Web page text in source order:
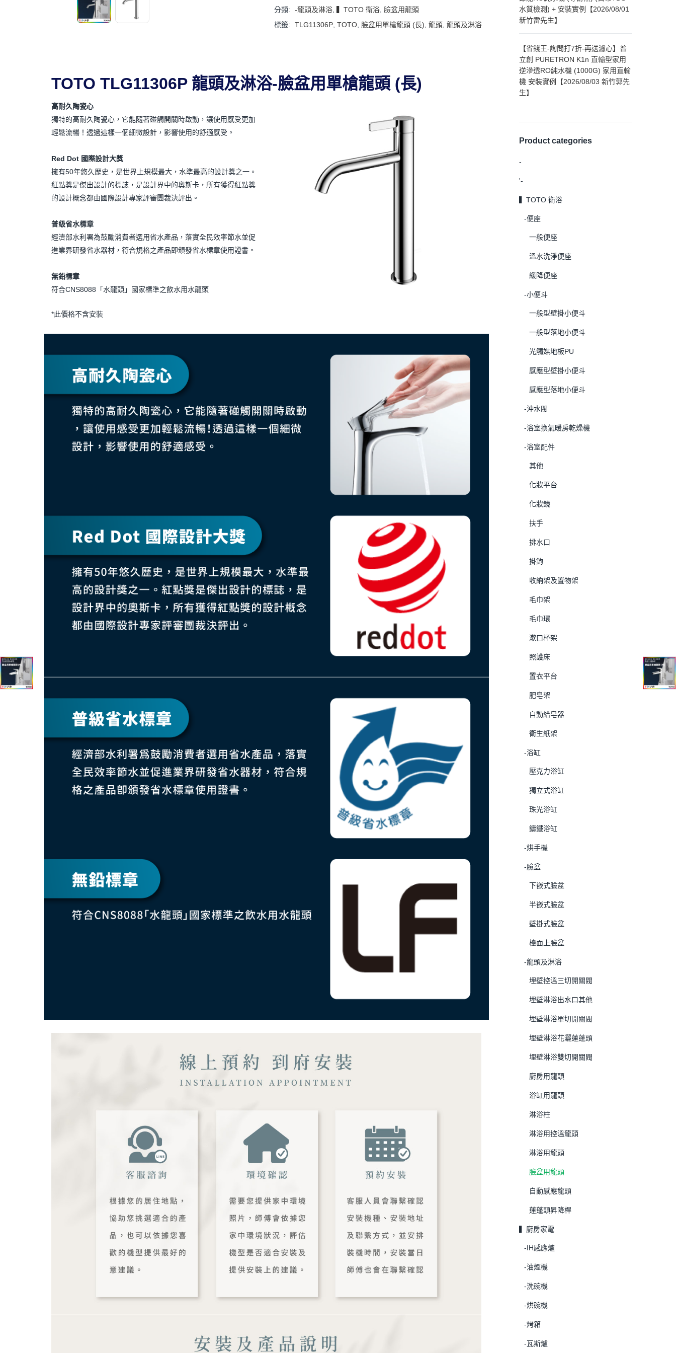
分類: -龍頭及淋浴, ▍TOTO 衛浴, 臉盆用龍頭
標籤:
TLG11306P, TOTO, 臉盆用單槍龍頭 (長) 龍頭, 龍頭及淋浴
TOTO TLG11306P 龍頭及淋浴-臉盆用單槍龍頭 (長)
高耐久陶瓷心
獨特的高耐久陶瓷心，它能隨著碰觸開關時啟動，讓使用感受更加
輕鬆流暢！透過這樣一個細微設計，影響使用的舒適感受。
Red Dot 國際設計大獎
擁有50年悠久歷史，是世界上規模最大，水準最高的設計獎之一。
紅點獎是傑出設計的標誌，是設計界中的奧斯卡，所有獲得紅點獎
的設計概念都由國際設計專家評審團裁決評出。
普級省水標章
經濟部水利署為鼓勵消費者選用省水產品，落實全民效率節水並促
進業界研發省水器材，符合規格之產品即頒發省水標章使用證書。
無鉛標章
符合CNS8088「水龍頭」國家標準之飲水用水龍頭
*此價格不含安裝
水質檢測) + 安裝實例【2026/08/01
新竹雷先生】
【省錢王-詢問打7折-再送濾心】普
立創 PURETRON K1n 直輸型家用
逆滲透RO純水機 (1000G) 家用直輸
機 安裝實例【2026/08/03 新竹郭先
生】
Product categories
-
'-
▍TOTO 衛浴
-便座
一般便座
溫水洗淨便座
緩降便座
-小便斗
一般型壁掛小便斗
一般型落地小便斗
光觸媒地板PU
感應型壁掛小便斗
感應型落地小便斗
-沖水閥
-浴室換氣暖房乾燥機
-浴室配件
其他
化妝平台
化妝鏡
扶手
排水口
掛鉤
收納架及置物架
毛巾架
毛巾環
漱口杯架
照護床
置衣平台
肥皂架
自動給皂器
衛生紙架
-浴缸
壓克力浴缸
獨立式浴缸
珠光浴缸
鑄鐵浴缸
-烘手機
-臉盆
下嵌式臉盆
半嵌式臉盆
壁掛式臉盆
檯面上臉盆
-龍頭及淋浴
埋壁控溫三切開關閥
埋壁淋浴出水口其他
埋壁淋浴單切開關閥
埋壁淋浴花灑蓮蓬頭
埋壁淋浴雙切開關閥
廚房用龍頭
浴缸用龍頭
淋浴柱
淋浴用控溫龍頭
淋浴用龍頭
臉盆用龍頭
自動感應龍頭
蓮蓬頭昇降桿
▍廚房家電
-IH感應爐
-油煙機
-洗碗機
-烘碗機
-烤箱
-瓦斯爐